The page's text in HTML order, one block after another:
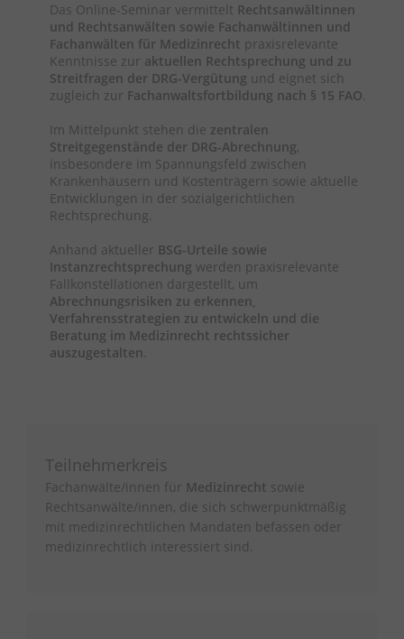
Das Online-Seminar vermittelt Rechtsanwältinnen
und Rechtsanwälten sowie Fachanwältinnen und
Fachanwälten für Medizinrecht praxisrelevante
Kenntnisse zur aktuellen Rechtsprechung und zu
Streitfragen der DRG-Vergütung und eignet sich
zugleich zur Fachanwaltsfortbildung nach § 15 FAO.
Im Mittelpunkt stehen die zentralen
Streitgegenstände der DRG-Abrechnung,
insbesondere im Spannungsfeld zwischen
Krankenhäusern und Kostenträgern sowie aktuelle
Entwicklungen in der sozialgerichtlichen
Rechtsprechung.
Anhand aktueller BSG-Urteile sowie
Instanzrechtsprechung werden praxisrelevante
Fallkonstellationen dargestellt, um
Abrechnungsrisiken zu erkennen,
Verfahrensstrategien zu entwickeln und die
Beratung im Medizinrecht rechtssicher
auszugestalten.
Teilnehmerkreis
Fachanwälte/innen für Medizinrecht sowie
Rechtsanwälte/innen, die sich schwerpunktmäßig
mit medizinrechtlichen Mandaten befassen oder
medizinrechtlich interessiert sind.